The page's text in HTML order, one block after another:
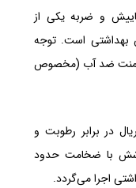
و ضربه یکی از
است. توجه
ضد آب (مخصوص
در برابر رطوبت و
با ضخامت حدود